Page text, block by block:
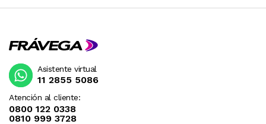
Atención al cliente:
0800 122 0338
0810 999 3728
Asistente virtual
11 2855 5086